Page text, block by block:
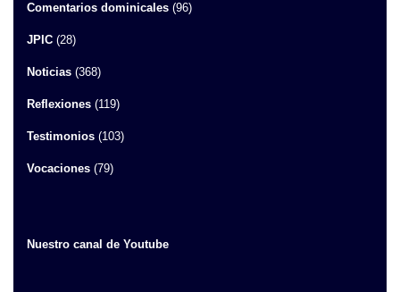
Comentarios dominicales (96)
JPIC (28)
Noticias (368)
Reflexiones (119)
Testimonios (103)
Vocaciones (79)
Nuestro canal de Youtube